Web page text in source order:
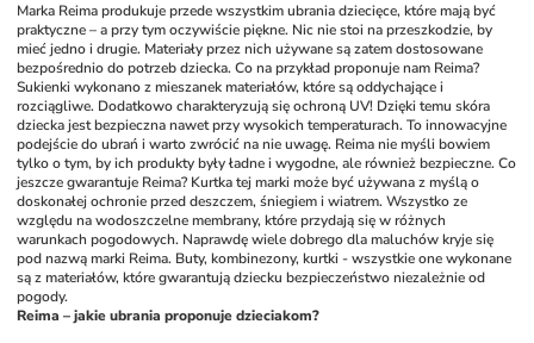
Marka Reima produkuje przede wszystkim ubrania dziecięce, które mają być
praktyczne – a przy tym oczywiście piękne. Nic nie stoi na przeszkodzie, by
mieć jedno i drugie. Materiały przez nich używane są zatem dostosowane
bezpośrednio do potrzeb dziecka. Co na przykład proponuje nam Reima?
Sukienki wykonano z mieszanek materiałów, które są oddychające i
rozciągliwe. Dodatkowo charakteryzują się ochroną UV! Dzięki temu skóra
dziecka jest bezpieczna nawet przy wysokich temperaturach. To innowacyjne
podejście do ubrań i warto zwrócić na nie uwagę. Reima nie myśli bowiem
tylko o tym, by ich produkty były ładne i wygodne, ale również bezpieczne. Co
jeszcze gwarantuje Reima? Kurtka tej marki może być używana z myślą o
doskonałej ochronie przed deszczem, śniegiem i wiatrem. Wszystko ze
względu na wodoszczelne membrany, które przydają się w różnych
warunkach pogodowych. Naprawdę wiele dobrego dla maluchów kryje się
pod nazwą marki Reima. Buty, kombinezony, kurtki - wszystkie one wykonane
są z materiałów, które gwarantują dziecku bezpieczeństwo niezależnie od
pogody.
Reima – jakie ubrania proponuje dzieciakom?